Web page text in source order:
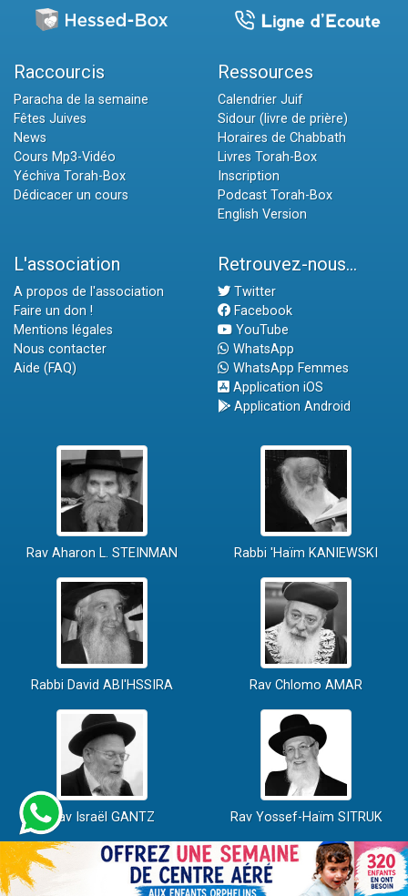
Raccourcis
Paracha de la semaine
Fêtes Juives
News
Cours Mp3-Vidéo
Yéchiva Torah-Box
Dédicacer un cours
Ressources
Calendrier Juif
Sidour (livre de prière)
Horaires de Chabbath
Livres Torah-Box
Inscription
Podcast Torah-Box
English Version
L'association
A propos de l'association
Faire un don !
Mentions légales
Nous contacter
Aide (FAQ)
Retrouvez-nous...
Twitter
Facebook
YouTube
WhatsApp
WhatsApp Femmes
Application iOS
Application Android
Rav Aharon L. STEINMAN Rabbi 'Haïm KANIEWSKI
Rabbi David ABI'HSSIRA Rav Chlomo AMAR
Rav Israël GANTZ Rav Yossef-Haïm SITRUK